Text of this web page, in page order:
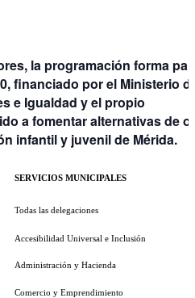
la programación forma
financiado por el Ministerio
e Igualdad y el propio
a fomentar alternativas de
infantil y juvenil de Mérida.
SERVICIOS MUNICIPALES
Todas las delegaciones
Accesibilidad Universal e Inclusión
Administración y Hacienda
Comercio y Emprendimiento